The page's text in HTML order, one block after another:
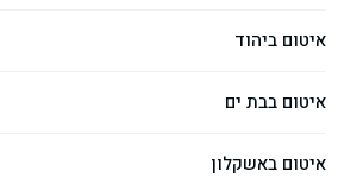
איטום ביהוד
איטום בבת ים
איטום באשקלון